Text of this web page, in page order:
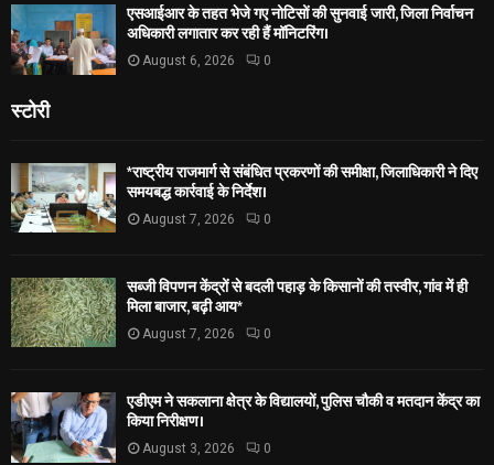
एसआईआर के तहत भेजे गए नोटिसों की सुनवाई जारी, जिला निर्वाचन
अधिकारी लगातार कर रही हैं मॉनिटरिंग।
August 6, 2026 0
स्टोरी
*राष्ट्रीय राजमार्ग से संबंधित प्रकरणों की समीक्षा, जिलाधिकारी ने दिए
समयबद्ध कार्रवाई के निर्देश।
August 7, 2026 0
सब्जी विपणन केंद्रों से बदली पहाड़ के किसानों की तस्वीर, गांव में ही
मिला बाजार, बढ़ी आय*
August 7, 2026 0
एडीएम ने सकलाना क्षेत्र के विद्यालयों, पुलिस चौकी व मतदान केंद्र का
किया निरीक्षण।
August 3, 2026 0